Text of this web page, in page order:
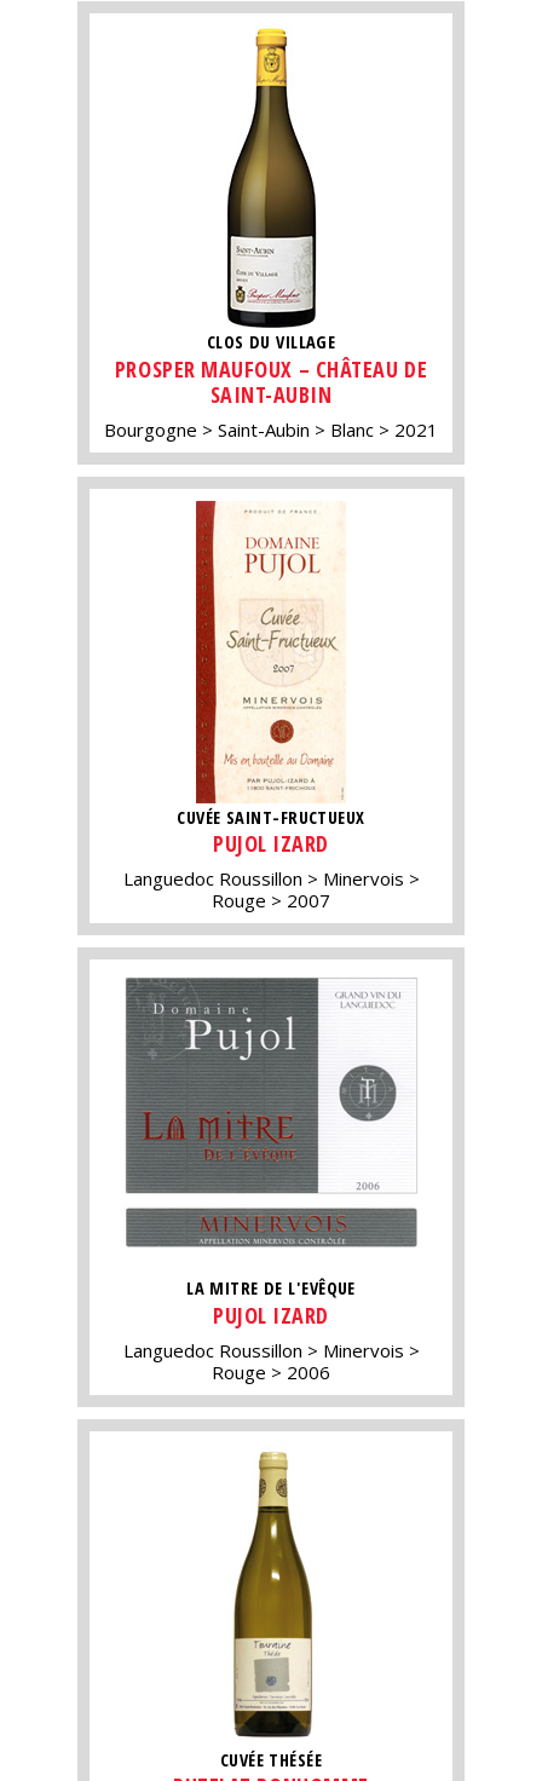
CLOS DU VILLAGE
PROSPER MAUFOUX – CHÂTEAU DE
SAINT-AUBIN
Bourgogne Saint-Aubin Blanc 2021
CUVÉE SAINT-FRUCTUEUX
PUJOL IZARD
Languedoc Roussillon
Minervois
Rouge
2007
LA MITRE DE L'EVÊQUE
PUJOL IZARD
Languedoc Roussillon
Minervois
Rouge
2006
CUVÉE THÉSÉE